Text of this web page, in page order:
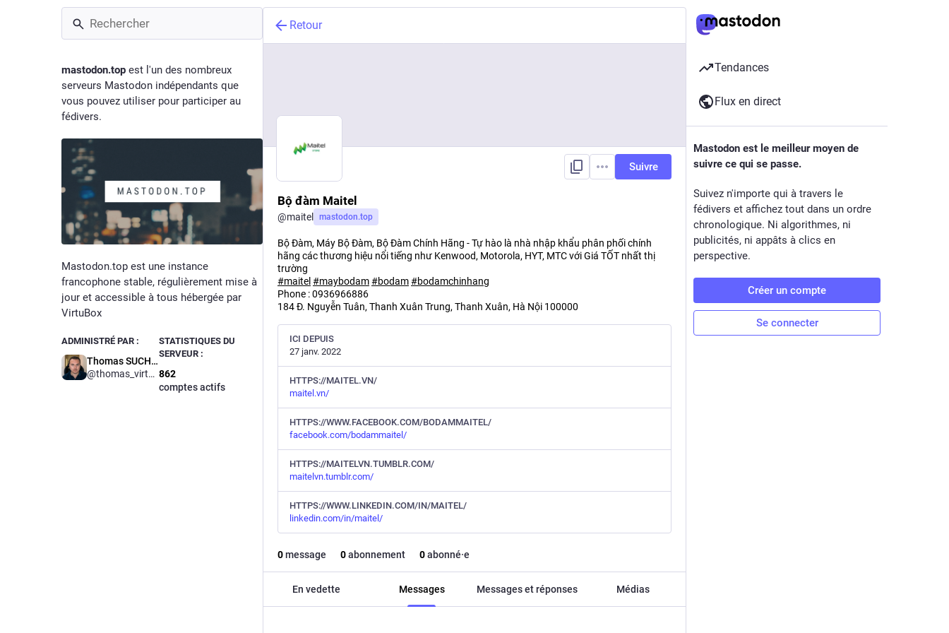
mastodon.top est l'un des nombreux
serveurs Mastodon indépendants que
vous pouvez utiliser pour participer au
fédivers.
Mastodon.top est une instance
francophone stable, régulièrement mise à
jour et accessible à tous hébergée par
VirtuBox
ADMINISTRÉ PAR :
Thomas SUCHON
@thomas_virtubox
STATISTIQUES DU
SERVEUR :
862
comptes actifs
Retour
Suivre
Bộ đàm Maitel
@maitel mastodon.top
Bộ Đàm, Máy Bộ Đàm, Bộ Đàm Chính Hãng - Tự hào là nhà nhập khẩu phân phối chính
hãng các thương hiệu nổi tiếng như Kenwood, Motorola, HYT, MTC với Giá TỐT nhất thị
trường
#maitel #maybodam#bodam#bodamchinhang
Phone : 0936966886
184 Đ. Nguyễn Tuân, Thanh Xuân Trung, Thanh Xuân, Hà Nội 100000
ICI DEPUIS
27 janv. 2022
HTTPS://MAITEL.VN/
maitel.vn/
HTTPS://WWW.FACEBOOK.COM/BODAMMAITEL/
facebook.com/bodammaitel/
HTTPS://MAITELVN.TUMBLR.COM/
maitelvn.tumblr.com/
HTTPS://WWW.LINKEDIN.COM/IN/MAITEL/
linkedin.com/in/maitel/
0message 0abonnement 0abonné·e
En vedette Messages Messages et réponses Médias
Tendances
Flux en direct
Mastodon est le meilleur moyen de
suivre ce qui se passe.
Suivez n'importe qui à travers le
fédivers et affichez tout dans un ordre
chronologique. Ni algorithmes, ni
publicités, ni appâts à clics en
perspective.
Créer un compte
Se connecter